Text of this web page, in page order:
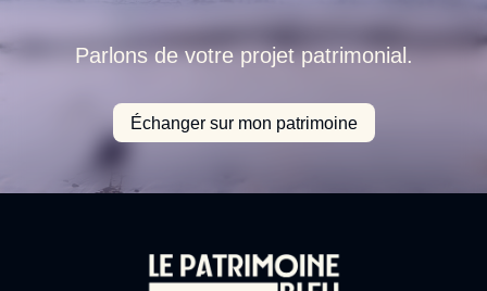
Parlons de votre projet patrimonial.
Échanger sur mon patrimoine